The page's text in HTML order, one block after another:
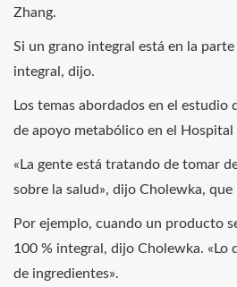
Zhang.
Si un grano integral está en la
integral, dijo.
Los temas abordados en el
de apoyo metabólico en el
«La gente está tratando de tomar
sobre la salud», dijo Cholewka,
Por ejemplo, cuando un producto
100 % integral, dijo Cholewka. «Lo
de ingredientes».